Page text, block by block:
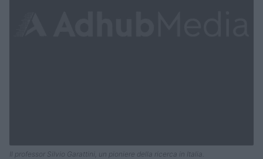
Il professor Silvio Garattini, un pioniere della ricerca in Italia.